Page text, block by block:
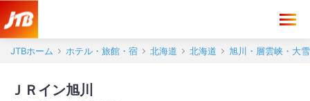
JTBホーム ホテル・旅館・宿 北海道 北海道 旭川・層雲峡・大
ＪＲイン旭川